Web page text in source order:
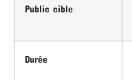
Public cible
Durée